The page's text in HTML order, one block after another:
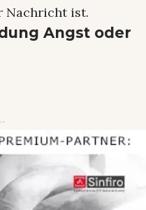
Nachricht ist.
Angst oder
-